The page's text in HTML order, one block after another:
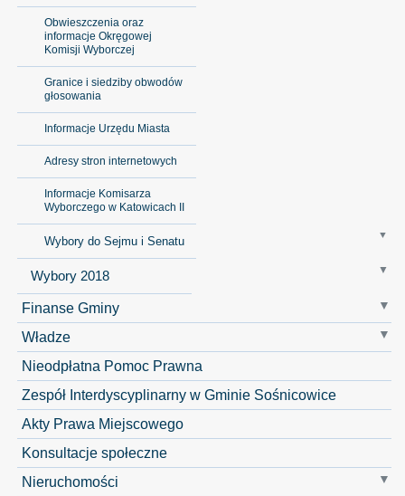
Obwieszczenia oraz
informacje Okręgowej
Komisji Wyborczej
Granice i siedziby obwodów
głosowania
Informacje Urzędu Miasta
Adresy stron internetowych
Informacje Komisarza
Wyborczego w Katowicach II
Wybory do Sejmu i Senatu
Wybory 2018
Finanse Gminy
Władze
Nieodpłatna Pomoc Prawna
Zespół Interdyscyplinarny w Gminie Sośnicowice
Akty Prawa Miejscowego
Konsultacje społeczne
Nieruchomości